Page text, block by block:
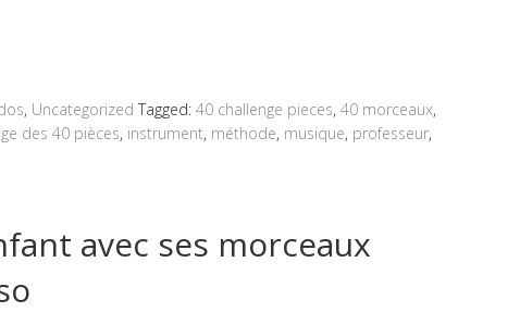
, Uncategorized Tagged: 40 challenge pieces, 40 morceaux,
des 40 pièces, instrument, méthode, musique, professeur,
avec ses morceaux